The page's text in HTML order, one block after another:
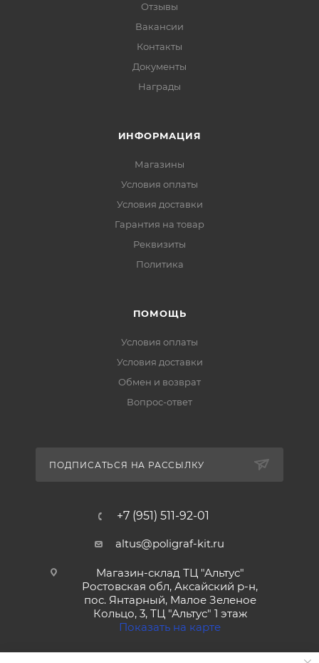
Отзывы
Вакансии
Контакты
Документы
Награды
ИНФОРМАЦИЯ
Магазины
Условия оплаты
Условия доставки
Гарантия на товар
Реквизиты
Политика
ПОМОЩЬ
Условия оплаты
Условия доставки
Обмен и возврат
Вопрос-ответ
ПОДПИСАТЬСЯ НА РАССЫЛКУ
+7 (951) 511-92-01
altus@poligraf-kit.ru
Магазин-склад ТЦ "Альтус"
Ростовская обл, Аксайский р-н,
пос. Янтарный, Малое Зеленое
Кольцо, 3, ТЦ "Альтус" 1 этаж
Показать на карте